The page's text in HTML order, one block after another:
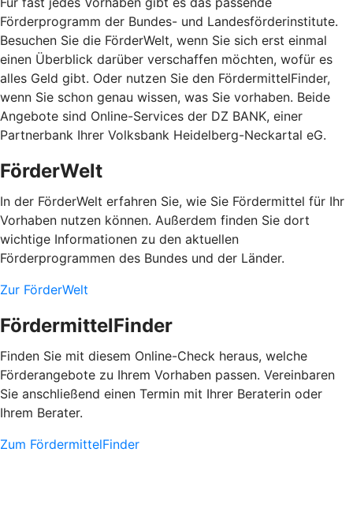
Förderprogramm der Bundes- und Landesförderinstitute.
Besuchen Sie die FörderWelt, wenn Sie sich erst einmal
einen Überblick darüber verschaffen möchten, wofür es
alles Geld gibt. Oder nutzen Sie den FördermittelFinder,
wenn Sie schon genau wissen, was Sie vorhaben. Beide
Angebote sind Online-Services der DZ BANK, einer
Partnerbank Ihrer Volksbank Heidelberg-Neckartal eG.
FörderWelt
In der FörderWelt erfahren Sie, wie Sie Fördermittel für Ihr
Vorhaben nutzen können. Außerdem finden Sie dort
wichtige Informationen zu den aktuellen
Förderprogrammen des Bundes und der Länder.
Zur FörderWelt
FördermittelFinder
Finden Sie mit diesem Online-Check heraus, welche
Förderangebote zu Ihrem Vorhaben passen. Vereinbaren
Sie anschließend einen Termin mit Ihrer Beraterin oder
Ihrem Berater.
Zum FördermittelFinder